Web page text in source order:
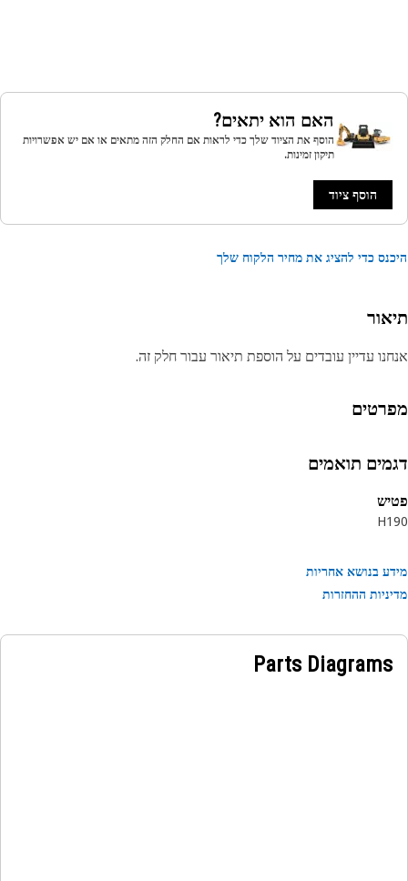
האם הוא יתאים?
הוסף את הציוד שלך כדי לראות אם החלק הזה מתאים או אם יש אפשרויות
תיקון זמינות.
הוסף ציוד
כדי להציג את מחיר הלקוח שלך
עדיין עובדים על הוספת תיאור עבור חלק זה.
תואמים
בנושא אחריות
ההחזרות
Parts Diagrams